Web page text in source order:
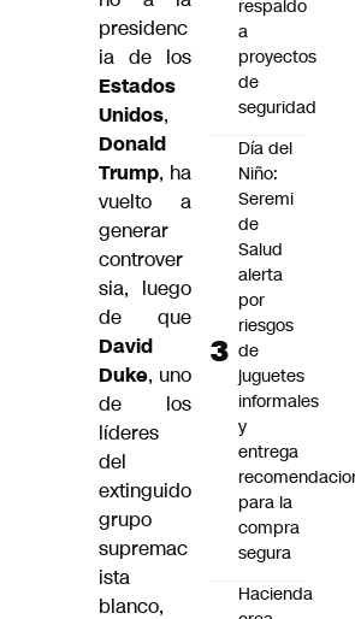
presidenc
ia de los
Estados
Unidos,
Donald
Trump, ha
vuelto a
generar
controver
sia, luego
de que
David
Duke, uno
de los
líderes
del
extinguido
grupo
supremac
ista
blanco,
respaldo
a
proyectos
de
seguridad
Día del
Niño:
Seremi
de
Salud
alerta
por
riesgos
de
juguetes
informales
y
entrega
para la
compra
segura
Hacienda